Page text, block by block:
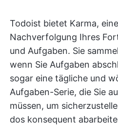
Todoist bietet Karma,
Nachverfolgung Ihres
und Aufgaben. Sie
wenn Sie Aufgaben
sogar eine tägliche und
Aufgaben-Serie, die Sie
müssen, um
dos konsequent